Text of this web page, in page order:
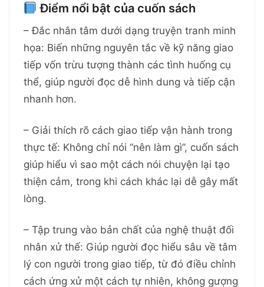
Điểm nổi bật của cuốn sách
– Đắc nhân tâm dưới dạng truyện tranh minh
họa: Biến những nguyên tắc về kỹ năng giao
tiếp vốn trừu tượng thành các tình huống cụ
thể, giúp người đọc dễ hình dung và tiếp cận
nhanh hơn.
– Giải thích rõ cách giao tiếp vận hành trong
thực tế: Không chỉ nói “nên làm gì”, cuốn sách
giúp hiểu vì sao một cách nói chuyện lại tạo
thiện cảm, trong khi cách khác lại dễ gây mất
lòng.
– Tập trung vào bản chất của nghệ thuật đối
nhân xử thế: Giúp người đọc hiểu sâu về tâm
lý con người trong giao tiếp, từ đó điều chỉnh
cách ứng xử một cách tự nhiên, không gượng